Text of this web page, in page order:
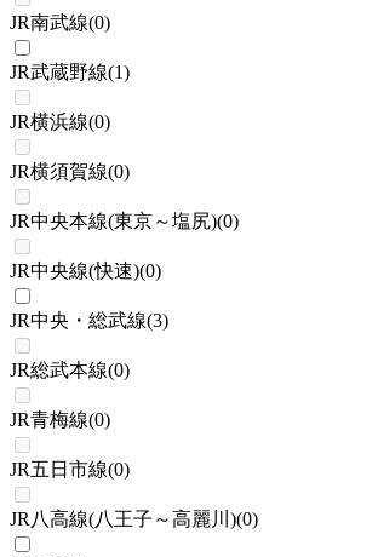
JR南武線(0)
JR武蔵野線(1)
JR横浜線(0)
JR横須賀線(0)
JR中央本線(東京～塩尻)(0)
JR中央線(快速)(0)
JR中央・総武線(3)
JR総武本線(0)
JR青梅線(0)
JR五日市線(0)
JR八高線(八王子～高麗川)(0)